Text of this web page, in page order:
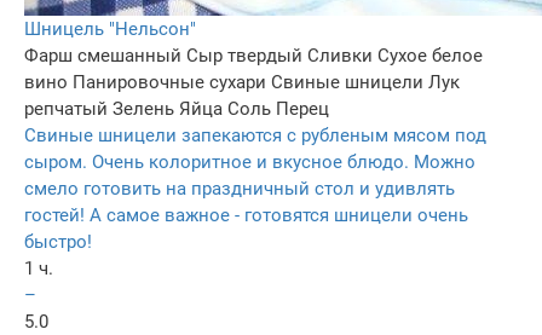
Шницель "Нельсон"
Фарш смешанный Сыр твердый Сливки Сухое белое
вино Панировочные сухари Свиные шницели Лук
репчатый Зелень Яйца Соль Перец
Свиные шницели запекаются с рубленым мясом под
сыром. Очень колоритное и вкусное блюдо. Можно
смело готовить на праздничный стол и удивлять
гостей! А самое важное - готовятся шницели очень
быстро!
1 ч.
–
5.0